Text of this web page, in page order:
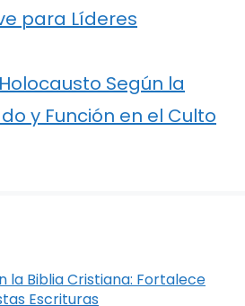
para Líderes
Según la
y Función en el Culto
la Biblia Cristiana: Fortalece
Escrituras